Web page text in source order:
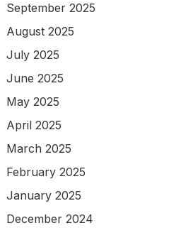
September 2025
August 2025
July 2025
June 2025
May 2025
April 2025
March 2025
February 2025
January 2025
December 2024